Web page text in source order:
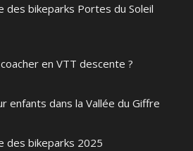
des bikeparks Portes du Soleil
en VTT descente ?
enfants dans la Vallée du Giffre
des bikeparks 2025